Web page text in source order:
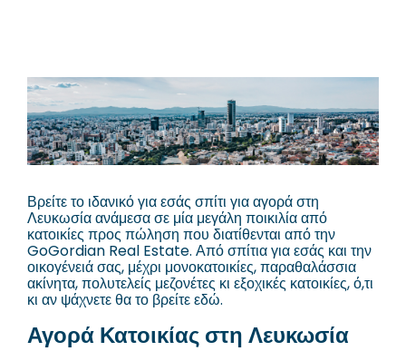
Βρείτε το ιδανικό για εσάς σπίτι για αγορά στη
Λευκωσία ανάμεσα σε μία μεγάλη ποικιλία από
κατοικίες προς πώληση που διατίθενται από την
GoGordian Real Estate. Από σπίτια για εσάς και την
οικογένειά σας, μέχρι μονοκατοικίες, παραθαλάσσια
ακίνητα, πολυτελείς μεζονέτες κι εξοχικές κατοικίες, ό,τι
κι αν ψάχνετε θα το βρείτε εδώ.
Αγορά Κατοικίας στη Λευκωσία